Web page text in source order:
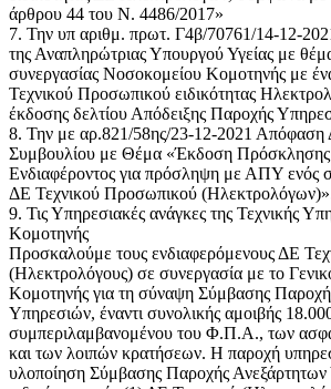
άρθρου 44 του Ν. 4486/2017»
7. Την υπ αριθμ. πρωτ. Γ4β/70761/14-12-
της Αναπληρώτριας Υπουργού Υγείας με
συνεργασίας Νοσοκομείου Κομοτηνής με
Τεχνικού Προσωπικού ειδικότητας
έκδοσης δελτίου Απόδειξης Παροχής
8. Την με αρ.821/58ης/23-12-2021 Απόφαση
Συμβουλίου με Θέμα «Έκδοση
Ενδιαφέροντος για πρόσληψη με ΑΠΥ ενός
ΔΕ Τεχνικού Προσωπικού
9. Τις Υπηρεσιακές ανάγκες της Τεχνικής
Κομοτηνής
Προσκαλούμε τους ενδιαφερόμενους ΔΕ
(Ηλεκτρολόγους) σε συνεργασία με το
Κομοτηνής για τη σύναψη Σύμβασης
Υπηρεσιών, έναντι συνολικής αμοιβής
συμπεριλαμβανομένου του Φ.Π.Α., των
και των λοιπών κρατήσεων. Η παροχή
υλοποίηση Σύμβασης Παροχής